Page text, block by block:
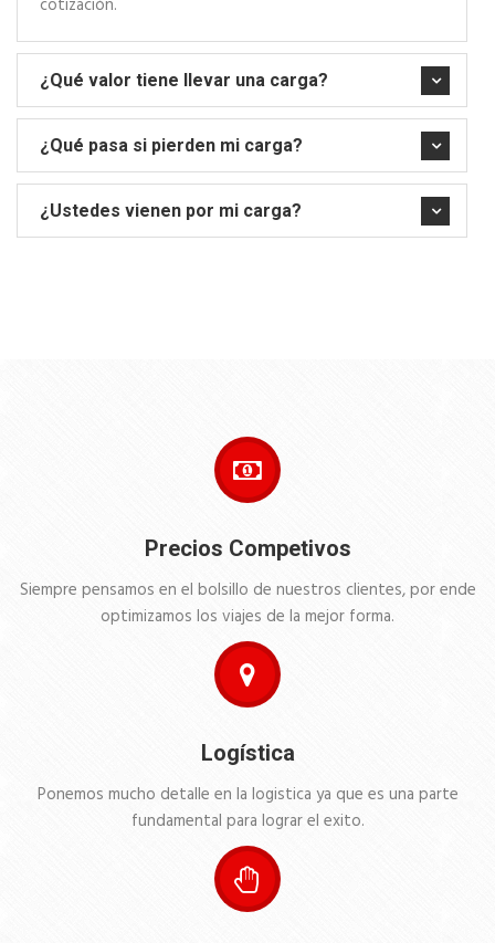
cotización.
¿Qué valor tiene llevar una carga?
¿Qué pasa si pierden mi carga?
¿Ustedes vienen por mi carga?
Precios Competivos
Siempre pensamos en el bolsillo de nuestros clientes, por ende
optimizamos los viajes de la mejor forma.
Logística
Ponemos mucho detalle en la logistica ya que es una parte
fundamental para lograr el exito.